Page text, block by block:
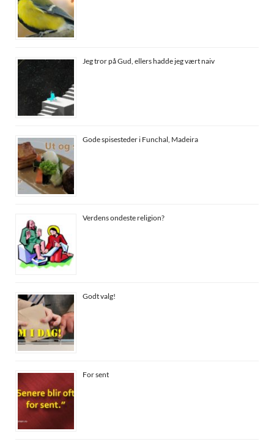
Jeg tror på Gud, ellers hadde jeg vært naiv
Gode spisesteder i Funchal, Madeira
Verdens ondeste religion?
Godt valg!
For sent